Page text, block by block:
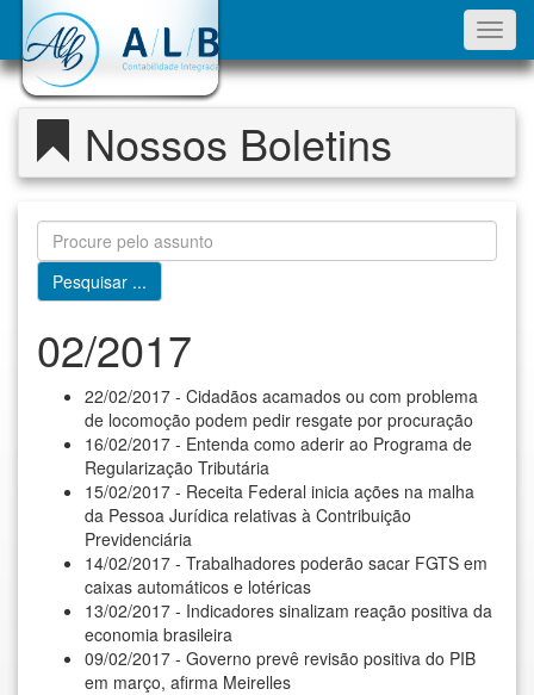
Nossos Boletins
02/2017
22/02/2017 - Cidadãos acamados ou com problema
de locomoção podem pedir resgate por procuração
16/02/2017 - Entenda como aderir ao Programa de
Regularização Tributária
15/02/2017 - Receita Federal inicia ações na malha
da Pessoa Jurídica relativas à Contribuição
Previdenciária
14/02/2017 - Trabalhadores poderão sacar FGTS em
caixas automáticos e lotéricas
13/02/2017 - Indicadores sinalizam reação positiva da
economia brasileira
09/02/2017 - Governo prevê revisão positiva do PIB
em março, afirma Meirelles